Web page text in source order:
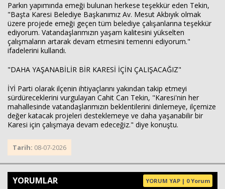
Parkın yapımında emeği bulunan herkese teşekkür eden Tekin,
"Başta Karesi Belediye Başkanımız Av. Mesut Akbıyık olmak
üzere projede emeği geçen tüm belediye çalışanlarına teşekkür
ediyorum. Vatandaşlarımızın yaşam kalitesini yükselten
çalışmaların artarak devam etmesini temenni ediyorum."
ifadelerini kullandı.
"DAHA YAŞANABİLİR BİR KARESİ İÇİN ÇALIŞACAĞIZ"
İYİ Parti olarak ilçenin ihtiyaçlarını yakından takip etmeyi
sürdüreceklerini vurgulayan Cahit Can Tekin, "Karesi'nin her
mahallesinde vatandaşlarımızın beklentilerini dinlemeye, ilçemize
değer katacak projeleri desteklemeye ve daha yaşanabilir bir
Karesi için çalışmaya devam edeceğiz." diye konuştu.
Tarih: 08-07-2026
YORUMLAR YORUM YAP | 0 Yorum